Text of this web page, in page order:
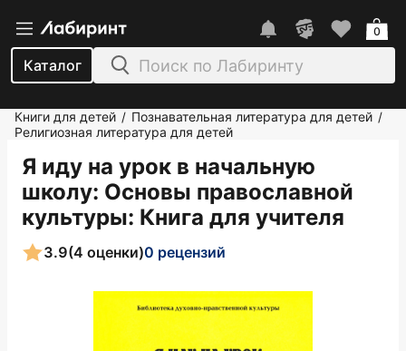
Каталог
0
Книги для детей / Познавательная литература для детей /
Религиозная литература для детей
Я иду на урок в начальную
школу: Основы православной
культуры: Книга для учителя
3.9(4 оценки)0 рецензий